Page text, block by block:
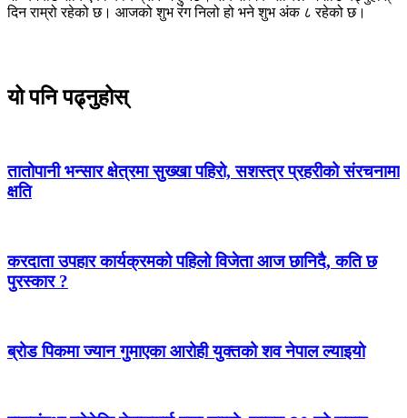
दिन राम्रो रहेको छ। आजको शुभ रंग निलो हो भने शुभ अंक ८ रहेको छ।
यो पनि पढ्नुहोस्
तातोपानी भन्सार क्षेत्रमा सुख्खा पहिरो, सशस्त्र प्रहरीको संरचनामा
क्षति
करदाता उपहार कार्यक्रमको पहिलो विजेता आज छानिदै, कति छ
पुरस्कार ?
ब्रोड पिकमा ज्यान गुमाएका आरोही युक्तको शव नेपाल ल्याइयो